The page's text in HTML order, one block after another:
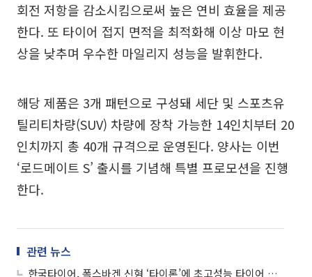
회전 저항을 감소시킴으로써 높은 연비 효율을 제공
한다. 또 타이어 접지 면적을 최적화해 이상 마모 현
상을 낮추며 우수한 마일리지 성능을 발휘한다.
해당 제품은 3개 패턴으로 구성돼 세단 및 스포츠유
틸리티차량(SUV) 차량에 장착 가능한 14인치부터 20
인치까지 총 40개 규격으로 운영된다. 양사는 이번
‘로드메이트 S’ 출시를 기념해 특별 프로모션을 진행
한다.
관련 뉴스
한국타이어, 폭스바겐 신형 ‘타이론’에 초고성능 타이어 공급